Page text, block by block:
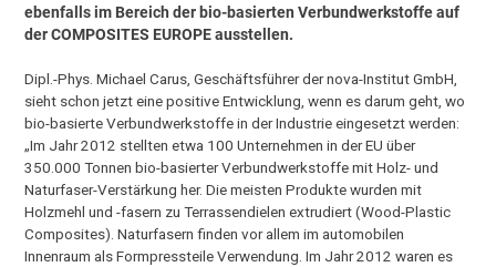
ebenfalls im Bereich der bio-basierten Verbundwerkstoffe auf
der COMPOSITES EUROPE ausstellen.
Dipl.-Phys. Michael Carus, Geschäftsführer der nova-Institut GmbH,
sieht schon jetzt eine positive Entwicklung, wenn es darum geht, wo
bio-basierte Verbundwerkstoffe in der Industrie eingesetzt werden:
„Im Jahr 2012 stellten etwa 100 Unternehmen in der EU über
350.000 Tonnen bio-basierter Verbundwerkstoffe mit Holz- und
Naturfaser-Verstärkung her. Die meisten Produkte wurden mit
Holzmehl und -fasern zu Terrassendielen extrudiert (Wood-Plastic
Composites). Naturfasern finden vor allem im automobilen
Innenraum als Formpressteile Verwendung. Im Jahr 2012 waren es